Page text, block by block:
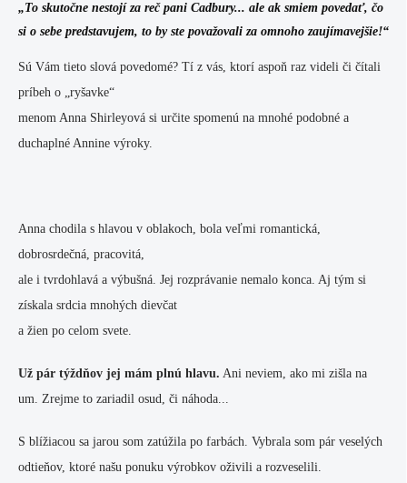
„To skutočne nestojí za reč pani Cadbury... ale ak smiem povedať, čo
si o sebe predstavujem, to by ste považovali za omnoho zaujímavejšie!“
Sú Vám tieto slová povedomé? Tí z vás, ktorí aspoň raz videli či čítali
príbeh o „ryšavke“
menom Anna Shirleyová si určite spomenú na mnohé podobné a
duchaplné Annine výroky.
Anna chodila s hlavou v oblakoch, bola veľmi romantická,
dobrosrdečná, pracovitá,
ale i tvrdohlavá a výbušná. Jej rozprávanie nemalo konca. Aj tým si
získala srdcia mnohých dievčat
a žien po celom svete.
Už pár týždňov jej mám plnú hlavu. Ani neviem, ako mi zišla na
um. Zrejme to zariadil osud, či náhoda...
S blížiacou sa jarou som zatúžila po farbách. Vybrala som pár veselých
odtieňov, ktoré našu ponuku výrobkov oživili a rozveselili.